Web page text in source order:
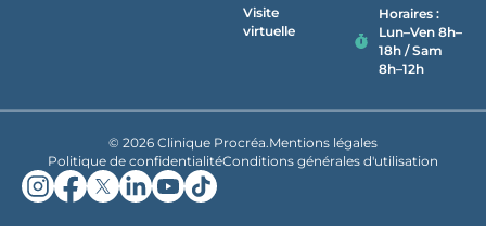
Visite
virtuelle
Horaires :
Lun–Ven 8h–
18h / Sam
8h–12h
© 2026 Clinique Procréa.Mentions légales
Politique de confidentialitéConditions générales d'utilisation